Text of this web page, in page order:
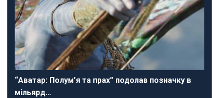
“Аватар: Полум’я та прах” подолав позначку в
мільярд…